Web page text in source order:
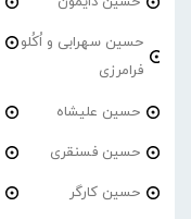
حسین سهرابی و اُکُلو
فرامرزی
حسین علیشاه
حسین فسنقری
حسین کارگر